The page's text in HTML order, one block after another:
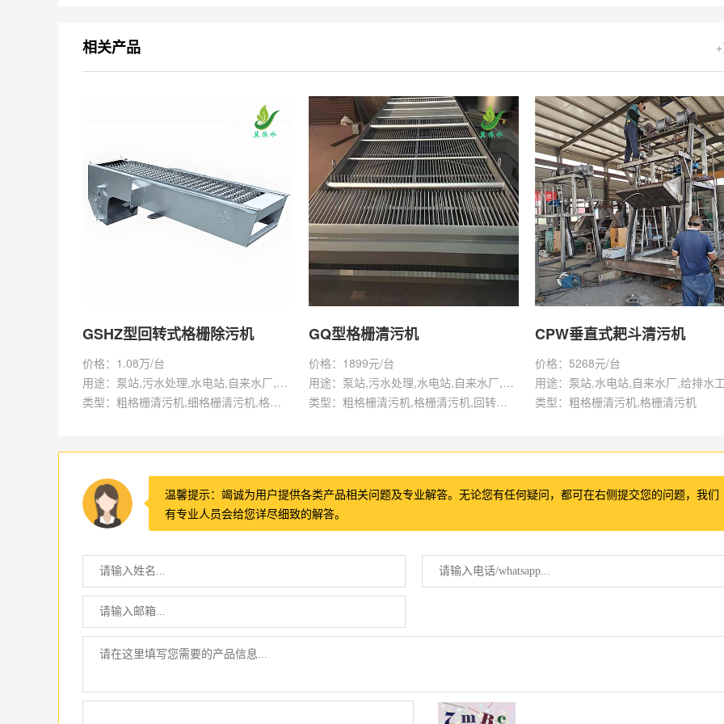
相关产品
GSHZ型回转式格栅除污机
价格：1.08万/台
用途：泵站,污水处理,水电站,自来水厂,渠道,水产养殖,化工,纺织,给排水工程
类型：粗格栅清污机,细格栅清污机,格栅清污机,回转式清污机
GQ型格栅清污机
价格：1899元/台
用途：泵站,污水处理,水电站,自来水厂,给排水工程
类型：粗格栅清污机,格栅清污机,回转式清污机
CPW垂直式耙斗清污机
价格：5268元/台
用途：泵站,水电站,自来水厂,给排水
类型：粗格栅清污机,格栅清污机
温馨提示：竭诚为用户提供各类产品相关问题及专业解答。无论您有任何疑问，都可在右侧提交您的问题，我们
有专业人员会给您详尽细致的解答。